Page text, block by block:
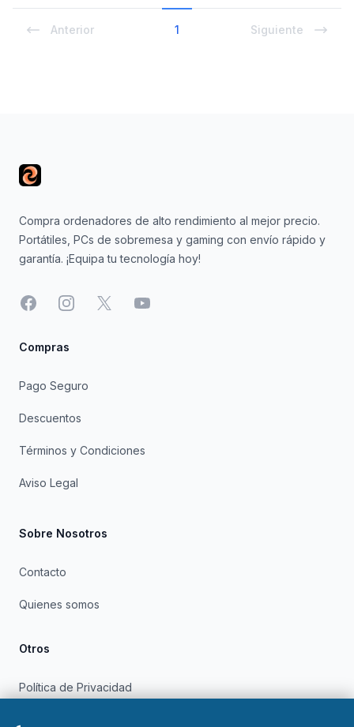
Anterior 1 Siguiente
Compra ordenadores de alto rendimiento al mejor precio.
Portátiles, PCs de sobremesa y gaming con envío rápido y
garantía. ¡Equipa tu tecnología hoy!
FacebookInstagram
X YouTube
Compras
Pago Seguro
Descuentos
Términos y Condiciones
Aviso Legal
Sobre Nosotros
Contacto
Quienes somos
Otros
Política de Privacidad